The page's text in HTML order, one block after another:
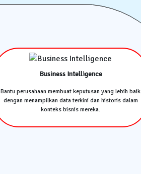
Business Intelligence
Bantu perusahaan membuat keputusan yang lebih baik
dengan menampilkan data terkini dan historis dalam
konteks bisnis mereka.